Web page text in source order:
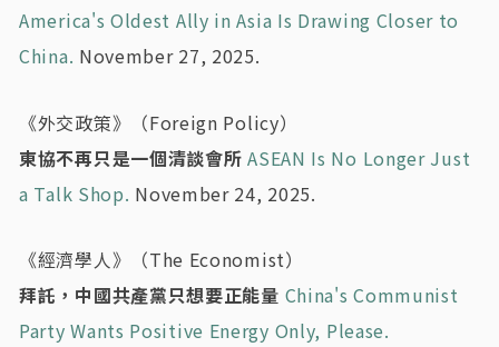
America's Oldest Ally in Asia Is Drawing Closer to
China. November 27, 2025.
《外交政策》（Foreign Policy）
東協不再只是一個清談會所 ASEAN Is No Longer Just
a Talk Shop. November 24, 2025.
《經濟學人》（The Economist）
拜託，中國共產黨只想要正能量 China's Communist
Party Wants Positive Energy Only, Please.